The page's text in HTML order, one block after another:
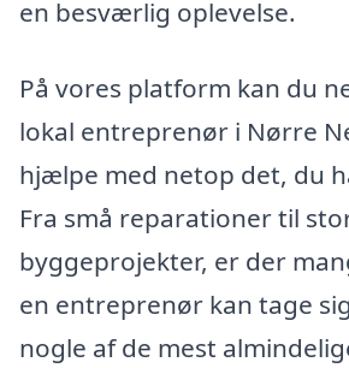
en besværlig oplevelse.
På vores platform kan du
lokal entreprenør i Nørre
hjælpe med netop det, du
Fra små reparationer til
byggeprojekter, er der
en entreprenør kan tage
nogle af de mest